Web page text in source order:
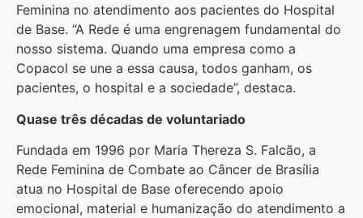
Feminina no atendimento aos pacientes do Hospital
de Base. “A Rede é uma engrenagem fundamental do
nosso sistema. Quando uma empresa como a
Copacol se une a essa causa, todos ganham, os
pacientes, o hospital e a sociedade”, destaca.
Quase três décadas de voluntariado
Fundada em 1996 por Maria Thereza S. Falcão, a
Rede Feminina de Combate ao Câncer de Brasília
atua no Hospital de Base oferecendo apoio
emocional, material e humanização do atendimento a